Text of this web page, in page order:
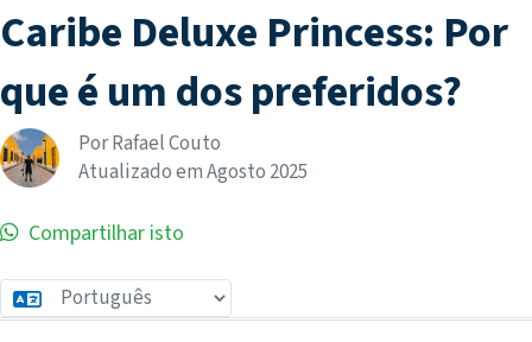
Caribe Deluxe Princess: Por
que é um dos preferidos?
Por Rafael Couto
Atualizado emAgosto 2025
Compartilhar isto